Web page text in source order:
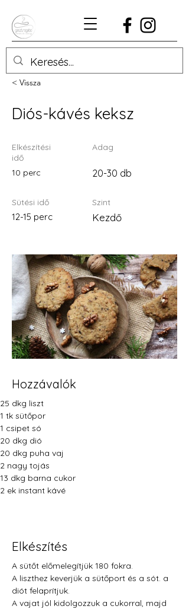
< Vissza
Diós-kávés keksz
Elkészítési
idő
10 perc
Sütési idő
12-15 perc
Adag
20-30 db
Szint
Kezdő
Hozzávalók
25 dkg liszt
1 tk sütőpor
1 csipet só
20 dkg dió
20 dkg puha vaj
2 nagy tojás
13 dkg barna cukor
2 ek instant kávé
Elkészítés
A sütőt előmelegítjük 180 fokra.
A liszthez keverjük a sütőport és a sót. a
diót felaprítjuk.
A vajat jól kidolgozzuk a cukorral, majd